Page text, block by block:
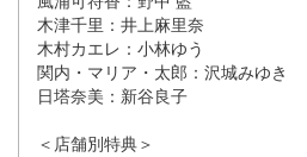
木津千里：井上麻里奈
木村カエレ：小林ゆう
関内・マリア・太郎：沢城みゆき
日塔奈美：新谷良子
＜店舗別特典＞